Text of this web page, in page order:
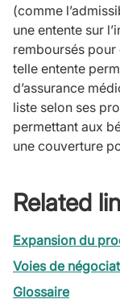
(comme
une entente sur
remboursés
telle entente
d’assurance
liste selon ses
permettant aux
une couverture
Related
Expansion du
Voies de
Glossaire